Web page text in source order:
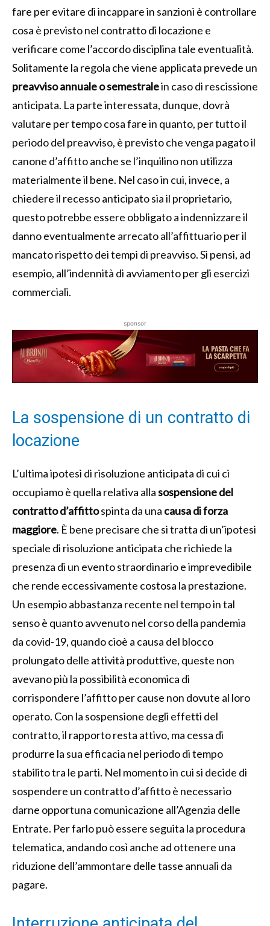
fare per evitare di incappare in sanzioni è controllare
cosa è previsto nel contratto di locazione e
verificare come l’accordo disciplina tale eventualità.
Solitamente la regola che viene applicata prevede un
preavviso annuale o semestralein caso di rescissione
anticipata. La parte interessata, dunque, dovrà
valutare per tempo cosa fare in quanto, per tutto il
periodo del preavviso, è previsto che venga pagato il
canone d’affitto anche se l’inquilino non utilizza
materialmente il bene. Nel caso in cui, invece, a
chiedere il recesso anticipato sia il proprietario,
questo potrebbe essere obbligato a indennizzare il
danno eventualmente arrecato all’affittuario per il
mancato rispetto dei tempi di preavviso. Si pensi, ad
esempio, all’indennità di avviamento per gli esercizi
commerciali.
sponsor
La sospensione di un contratto di
locazione
L’ultima ipotesi di risoluzione anticipata di cui ci
occupiamo è quella relativa allasospensione del
contratto d’affittospinta da una causa di forza
maggiore. È bene precisare che si tratta di un’ipotesi
speciale di risoluzione anticipata che richiede la
presenza di un evento straordinario e imprevedibile
che rende eccessivamente costosa la prestazione.
Un esempio abbastanza recente nel tempo in tal
senso è quanto avvenuto nel corso della pandemia
da covid-19, quando cioè a causa del blocco
prolungato delle attività produttive, queste non
avevano più la possibilità economica di
corrispondere l’affitto per cause non dovute al loro
operato. Con la sospensione degli effetti del
contratto, il rapporto resta attivo, ma cessa di
produrre la sua efficacia nel periodo di tempo
stabilito tra le parti. Nel momento in cui si decide di
sospendere un contratto d’affitto è necessario
darne opportuna comunicazione all’Agenzia delle
Entrate. Per farlo può essere seguita la procedura
telematica, andando così anche ad ottenere una
riduzione dell’ammontare delle tasse annuali da
pagare.